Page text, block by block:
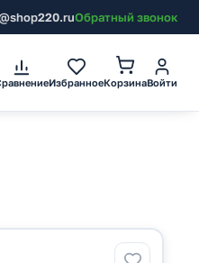
Обратный звонок
ИзбранноеКорзинаВойти